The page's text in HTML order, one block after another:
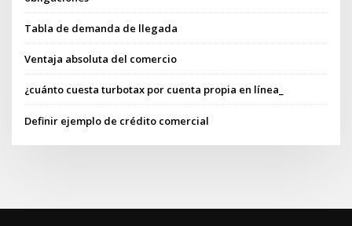
Tabla de demanda de llegada
Ventaja absoluta del comercio
¿cuánto cuesta turbotax por cuenta propia en línea_
Definir ejemplo de crédito comercial